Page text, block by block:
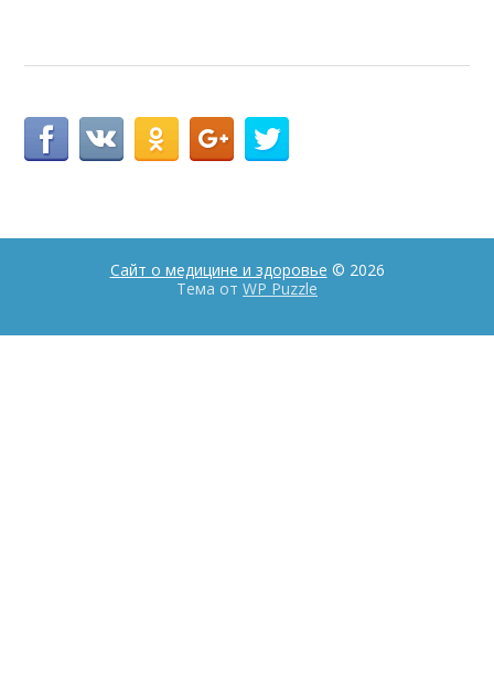
Сайт о медицине и здоровье © 2026
Тема от WP Puzzle